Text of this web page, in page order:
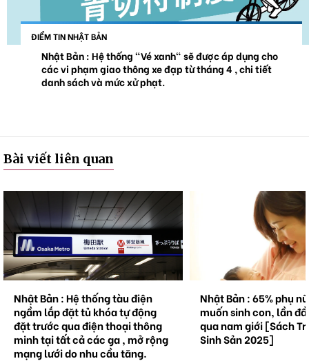
ĐIỂM TIN NHẬT BẢN
Nhật Bản : Hệ thống "Vé xanh" sẽ được áp dụng cho
các vi phạm giao thông xe đạp từ tháng 4 , chi tiết
danh sách và mức xử phạt.
Bài viết liên quan
Nhật Bản : Hệ thống tàu điện
ngầm lắp đặt tủ khóa tự động
đặt trước qua điện thoại thông
minh tại tất cả các ga , mở rộng
mạng lưới do nhu cầu tăng.
Nhật Bản : 65% phụ
muốn sinh con, lần
qua nam giới [Sách
Sinh Sản 2025]